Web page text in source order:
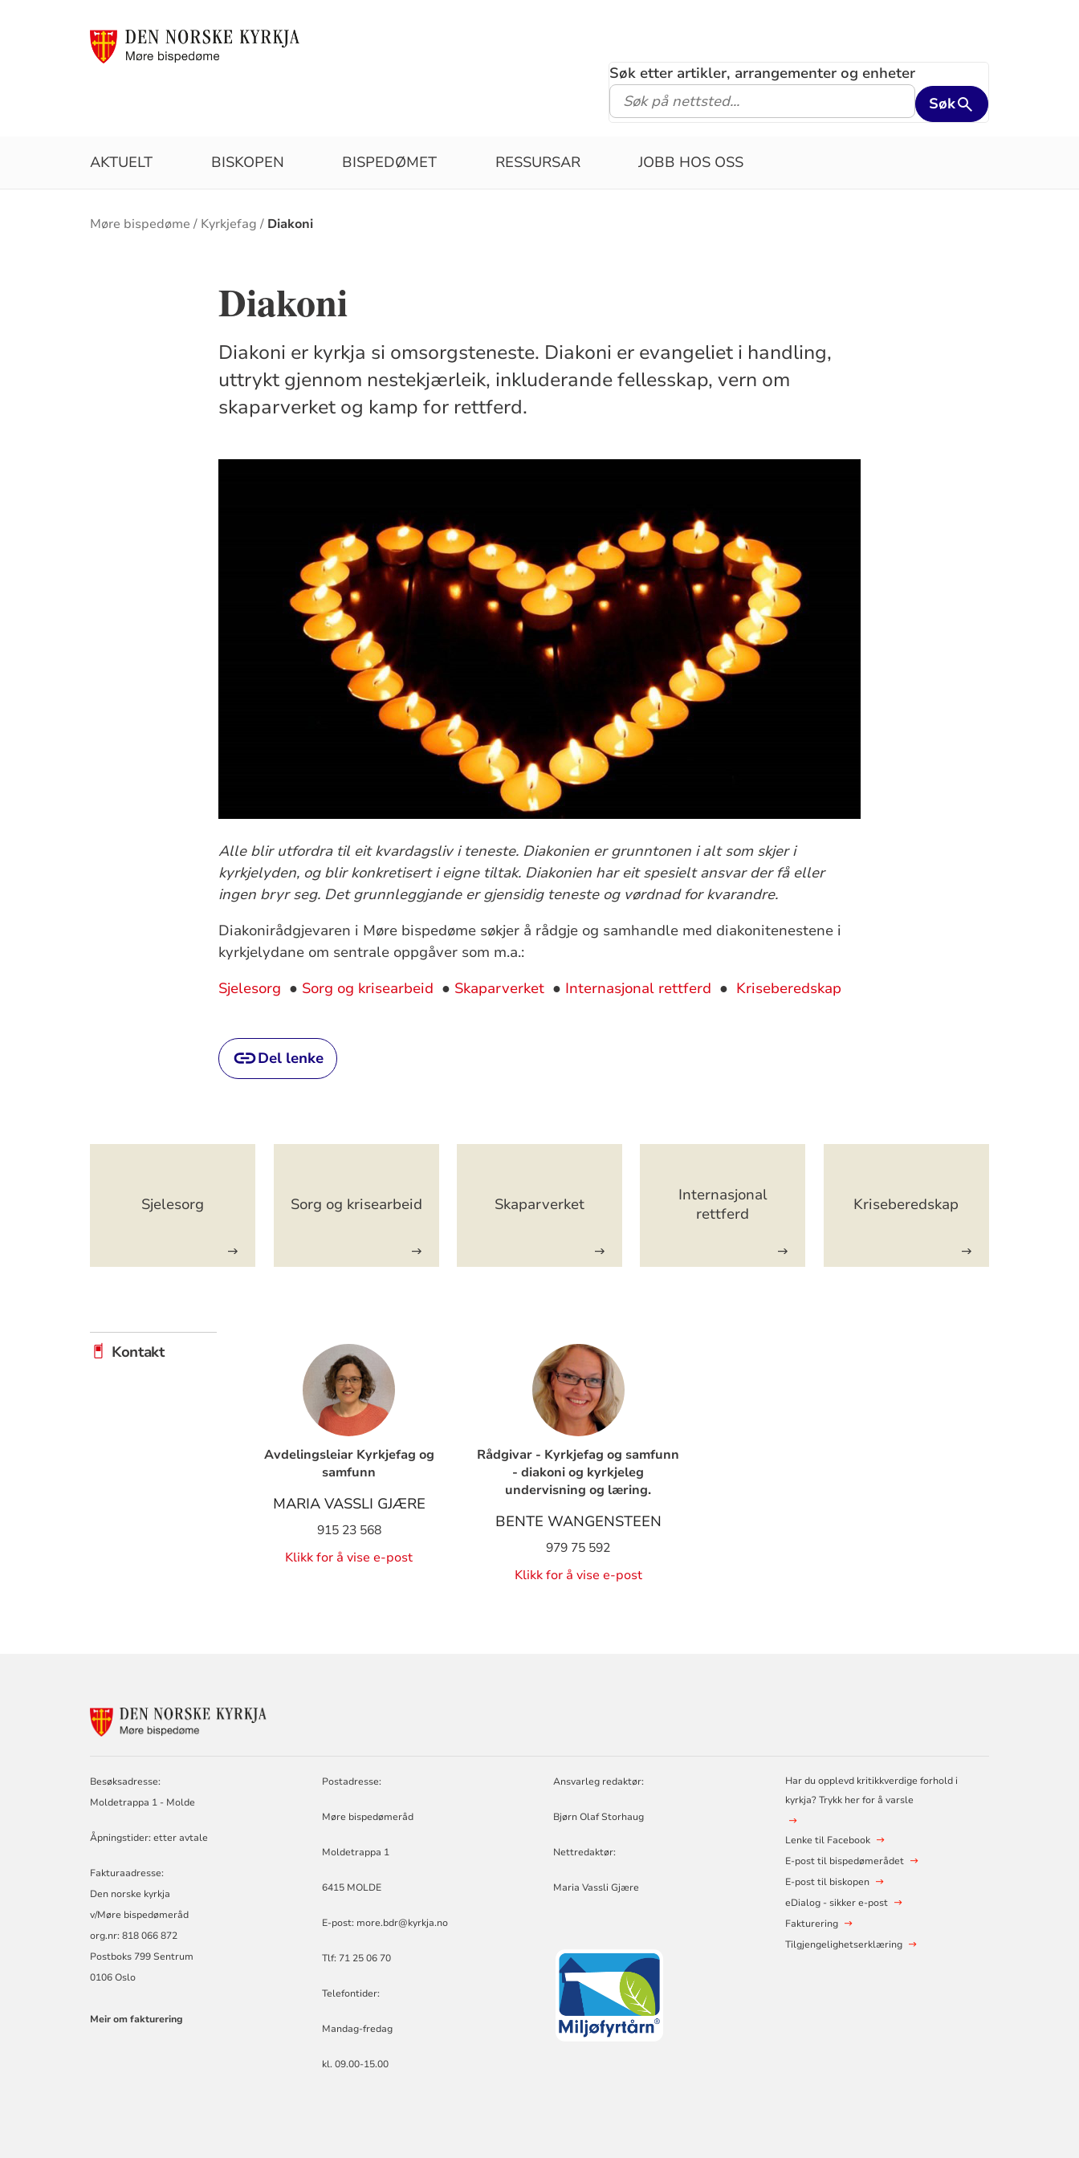
Søk etter artikler, arrangementer og enheter
Søk
AKTUELT BISKOPEN BISPEDØMET RESSURSAR JOBB HOS OSS
Brødsmulesti
Møre bispedøme Kyrkjefag Diakoni
Diakoni
Diakoni er kyrkja si omsorgsteneste. Diakoni er evangeliet i handling,
uttrykt gjennom nestekjærleik, inkluderande fellesskap, vern om
skaparverket og kamp for rettferd.
Alle blir utfordra til eit kvardagsliv i teneste. Diakonien er grunntonen i alt som skjer i
kyrkjelyden, og blir konkretisert i eigne tiltak. Diakonien har eit spesielt ansvar der få eller
ingen bryr seg. Det grunnleggjande er gjensidig teneste og vørdnad for kvarandre.
Diakonirådgjevaren i Møre bispedøme søkjer å rådgje og samhandle med diakonitenestene i
kyrkjelydane om sentrale oppgåver som m.a.:
Sjelesorg ● Sorg og krisearbeid ● Skaparverket ● Internasjonal rettferd ● Kriseberedskap
Del lenke
Sjelesorg Sorg og krisearbeid Skaparverket
Internasjonal
rettferd
Kriseberedskap
Kontakt
Avdelingsleiar Kyrkjefag og
samfunn
MARIA VASSLI GJÆRE
915 23 568
Klikk for å vise e-post
Rådgivar - Kyrkjefag og samfunn
- diakoni og kyrkjeleg
undervisning og læring.
BENTE WANGENSTEEN
979 75 592
Klikk for å vise e-post
KONTAKTINFORMASJON
Besøksadresse:
Moldetrappa 1 - Molde
Åpningstider: etter avtale
Fakturaadresse:
Den norske kyrkja
v/Møre bispedømeråd
org.nr: 818 066 872
Postboks 799 Sentrum
0106 Oslo
Meir om fakturering
Postadresse:
Møre bispedømeråd
Moldetrappa 1
6415 MOLDE
E-post: more.bdr@kyrkja.no
Tlf: 71 25 06 70
Telefontider:
Mandag-fredag
kl. 09.00-15.00
Ansvarleg redaktør:
Bjørn Olaf Storhaug
Nettredaktør:
Maria Vassli Gjære
Har du opplevd kritikkverdige forhold i
kyrkja? Trykk her for å varsle
Lenke til Facebook
E-post til bispedømerådet
E-post til biskopen
eDialog - sikker e-post
Fakturering
Tilgjengelighetserklæring